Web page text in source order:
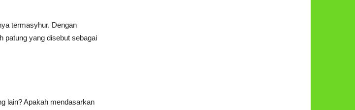
termasyhur. Dengan
patung yang disebut sebagai
lain? Apakah mendasarkan